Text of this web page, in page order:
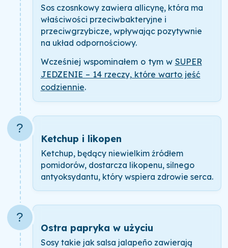
Sos czosnkowy zawiera allicynę, która ma
właściwości przeciwbakteryjne i
przeciwgrzybicze, wpływając pozytywnie
na układ odpornościowy.
Wcześniej wspominałem o tym w SUPER
JEDZENIE – 14 rzeczy, które warto jeść
codziennie.
?
Ketchup i likopen
Ketchup, będący niewielkim źródłem
pomidorów, dostarcza likopenu, silnego
antyoksydantu, który wspiera zdrowie serca.
?
Ostra papryka w użyciu
Sosy takie jak salsa jalapeño zawierają